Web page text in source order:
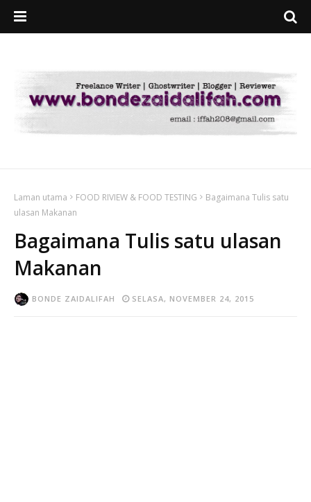
Laman utama FOOD RIVIEW & FOOD TESTING
Bagaimana Tulis satu
ulasan Makanan
Bagaimana Tulis satu ulasan
Makanan
BONDE ZAIDALIFAH SELASA, NOVEMBER 24, 2015